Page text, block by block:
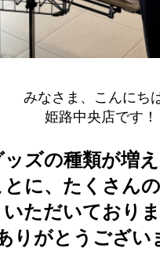
みなさま、こんにち
姫路中央店です！
ッズの種類が増
に、たくさん
いただいており
りがとうござい